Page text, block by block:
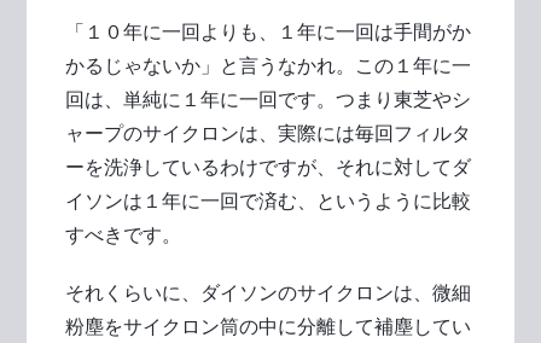
「１０年に一回よりも、１年に一回は手間がか
かるじゃないか」と言うなかれ。この１年に一
回は、単純に１年に一回です。つまり東芝やシ
ャープのサイクロンは、実際には毎回フィルタ
ーを洗浄しているわけですが、それに対してダ
イソンは１年に一回で済む、というように比較
すべきです。
それくらいに、ダイソンのサイクロンは、微細
粉塵をサイクロン筒の中に分離して補塵してい